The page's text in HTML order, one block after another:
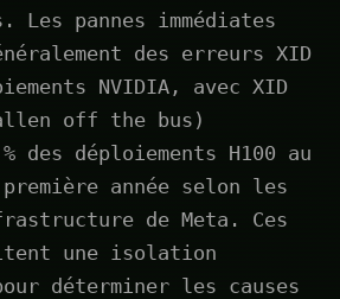
pannes immédiates
des erreurs XID
NVIDIA, avec XID
off the bus)
des déploiements H100 au
année selon les
de Meta. Ces
une isolation
déterminer les causes